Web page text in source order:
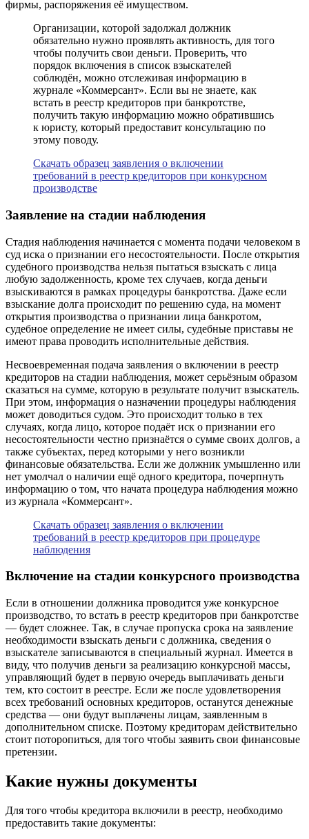
фирмы, распоряжения её имуществом.
Организации, которой задолжал должник
обязательно нужно проявлять активность, для того
чтобы получить свои деньги. Проверить, что
порядок включения в список взыскателей
соблюдён, можно отслеживая информацию в
журнале «Коммерсант». Если вы не знаете, как
встать в реестр кредиторов при банкротстве,
получить такую информацию можно обратившись
к юристу, который предоставит консультацию по
этому поводу.
Скачать образец заявления о включении
требований в реестр кредиторов при конкурсном
производстве
Заявление на стадии наблюдения
Стадия наблюдения начинается с момента подачи человеком в
суд иска о признании его несостоятельности. После открытия
судебного производства нельзя пытаться взыскать с лица
любую задолженность, кроме тех случаев, когда деньги
взыскиваются в рамках процедуры банкротства. Даже если
взыскание долга происходит по решению суда, на момент
открытия производства о признании лица банкротом,
судебное определение не имеет силы, судебные приставы не
имеют права проводить исполнительные действия.
Несвоевременная подача заявления о включении в реестр
кредиторов на стадии наблюдения, может серьёзным образом
сказаться на сумме, которую в результате получит взыскатель.
При этом, информация о назначении процедуры наблюдения
может доводиться судом. Это происходит только в тех
случаях, когда лицо, которое подаёт иск о признании его
несостоятельности честно признаётся о сумме своих долгов, а
также субъектах, перед которыми у него возникли
финансовые обязательства. Если же должник умышленно или
нет умолчал о наличии ещё одного кредитора, почерпнуть
информацию о том, что начата процедура наблюдения можно
из журнала «Коммерсант».
Скачать образец заявления о включении
требований в реестр кредиторов при процедуре
наблюдения
Включение на стадии конкурсного производства
Если в отношении должника проводится уже конкурсное
производство, то встать в реестр кредиторов при банкротстве
— будет сложнее. Так, в случае пропуска срока на заявление
необходимости взыскать деньги с должника, сведения о
взыскателе записываются в специальный журнал. Имеется в
виду, что получив деньги за реализацию конкурсной массы,
управляющий будет в первую очередь выплачивать деньги
тем, кто состоит в реестре. Если же после удовлетворения
всех требований основных кредиторов, останутся денежные
средства — они будут выплачены лицам, заявленным в
дополнительном списке. Поэтому кредиторам действительно
стоит поторопиться, для того чтобы заявить свои финансовые
претензии.
Какие нужны документы
Для того чтобы кредитора включили в реестр, необходимо
предоставить такие документы: